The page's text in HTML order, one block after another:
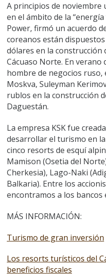
A principios de noviembre
en el ámbito de la
Power, firmó un acuerdo
coreanos están
dólares en la construcción
Cácuaso Norte. En verano
hombre de negocios
Moskva, Suleyman
rublos en la construcción
Daguestán.
La empresa KSK fue
desarrollar el turismo en
cinco resorts de esquí
Mamison (Osetia del
Cherkesia), Lago-Naki
Balkaria). Entre los
encontramos a los bancos
MÁS INFORMACIÓN:
Turismo de gran inversión
Los resorts turísticos del
beneficios fiscales